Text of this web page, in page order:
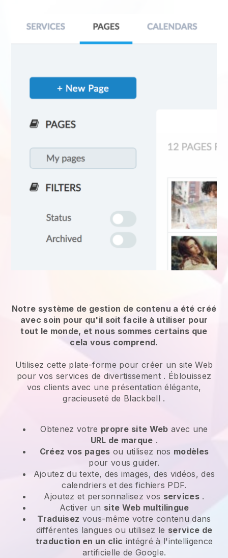
Notre système de gestion de contenu a été créé
avec soin pour qu'il soit facile à utiliser pour
tout le monde, et nous sommes certains que
cela vous comprend.
Utilisez cette plate-forme pour créer un site Web
pour vos services de divertissement . Éblouissez
vos clients avec une présentation élégante,
gracieuseté de Blackbell .
Obtenez votre propre site Web avec une
URL de marque .
Créez vos pages ou utilisez nos modèles
pour vous guider.
Ajoutez du texte, des images, des vidéos, des
calendriers et des fichiers PDF.
Ajoutez et personnalisez vos services .
Activer un site Web multilingue
Traduisez vous-même votre contenu dans
différentes langues ou utilisez le service de
traduction en un clic intégré à l'intelligence
artificielle de Google.